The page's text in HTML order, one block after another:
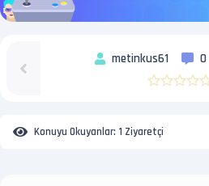
metinkus61 0
Konuyu Okuyanlar: 1 Ziyaretçi